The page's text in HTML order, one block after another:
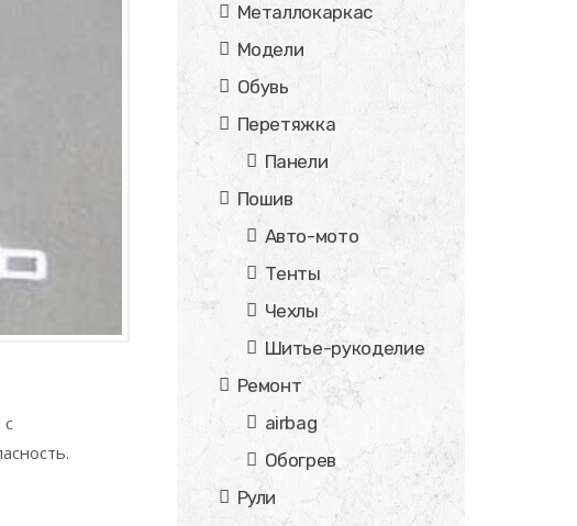
с
Металлокаркас
Модели
Обувь
Перетяжка
Панели
Пошив
Авто-мото
Тенты
Чехлы
Шитье-рукоделие
Ремонт
airbag
Обогрев
Рули